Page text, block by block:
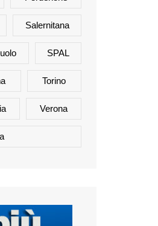
Salernitana
SPAL
Torino
Verona